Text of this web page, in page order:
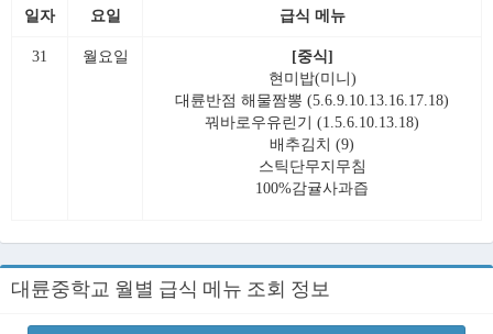
일자 요일 급식 메뉴
31 월요일
[중식]
현미밥(미니)
대륜반점 해물짬뽕 (5.6.9.10.13.16.17.18)
꿔바로우유린기 (1.5.6.10.13.18)
배추김치 (9)
스틱단무지무침
100%감귤사과즙
대륜중학교 월별 급식 메뉴 조회 정보